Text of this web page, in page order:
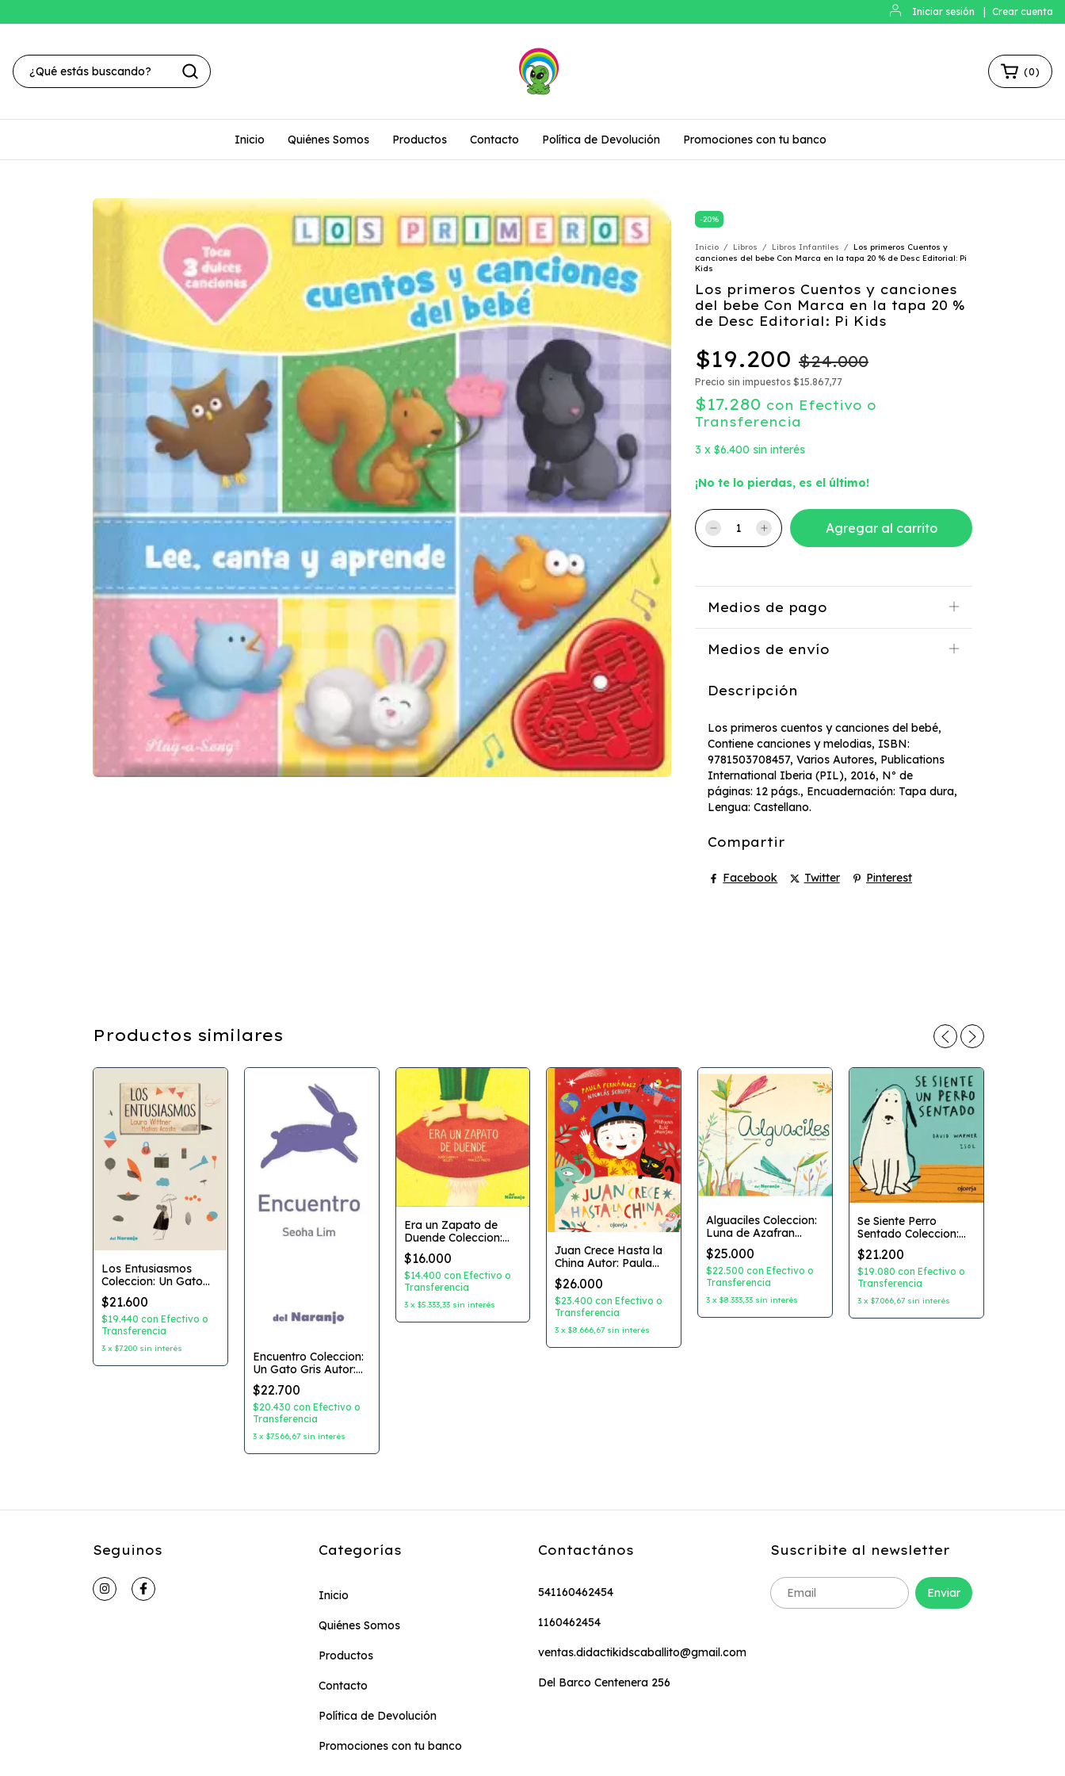
Iniciar sesión Crear cuenta
(0)
Inicio Quiénes Somos Productos Contacto Política de Devolución Promociones con tu banco
-20%
Inicio / Libros / Libros Infantiles / Los primeros Cuentos y
canciones del bebe Con Marca en la tapa 20 % de Desc Editorial: Pi
Kids
Los primeros Cuentos y canciones
del bebe Con Marca en la tapa 20 %
de Desc Editorial: Pi Kids
$19.200 $24.000
Precio sin impuestos $15.867,77
$17.280 con Efectivo o
Transferencia
3 x $6.400 sin interés
¡No te lo pierdas, es el último!
Medios de pago
Medios de envío
Descripción
Los primeros cuentos y canciones del bebé,
Contiene canciones y melodias, ISBN:
9781503708457, Varios Autores, Publications
International Iberia (PIL), 2016, Nº de
páginas: 12 págs., Encuadernación: Tapa dura,
Lengua: Castellano.
Compartir
Facebook Twitter Pinterest
Productos similares
Los Entusiasmos
Coleccion: Un Gato
Gris Autor: Laura
Wittner Dibujante:
Matias Acosta
Editorial: Del Naranjo
$21.600
$19.440 con Efectivo o
Transferencia
3 x $7.200 sin interés
Encuentro Coleccion:
Un Gato Gris Autor:
Seoha Lim Editorial:
Del Naranjo
$22.700
$20.430 con Efectivo o
Transferencia
3 x $7.566,67 sin interés
Era un Zapato de
Duende Coleccion:
Quiquitos Autor:
Maria Gabriela Belziti
Dibujante: Lucia
Mancilla Prieto
Editorial: Del Naranjo
$16.000
$14.400 con Efectivo o
Transferencia
3 x $5.333,33 sin interés
Juan Crece Hasta la
China Autor: Paula
Fernandez Nicolas
Schuff Dibujante:
Mariana Ruiz
Johnson Editorial:
Ojoreja
$26.000
$23.400con Efectivo o
Transferencia
3 x$8.666,67 sin interés
Alguaciles Coleccion:
Luna de Azafran
Autor: Veronica
Garcia Dibujante:
Diego Moscato
Editorial: del Naranjo
$25.000
$22.500con Efectivo o
Transferencia
3 x$8.333,33 sin interés
Se Siente Perro
Sentado Coleccion:
Primera Poesia Autor:
David Wapner
Dibujante: Isol
Editorial: Ojoreja
$21.200
$19.080con Efectivo o
Transferencia
3 x$7.066,67 sin interés
Seguinos Categorías
Inicio
Quiénes Somos
Productos
Contacto
Política de Devolución
Promociones con tu banco
Contactános
541160462454
1160462454
ventas.didactikidscaballito@gmail.com
Del Barco Centenera 256
Suscribite al newsletter